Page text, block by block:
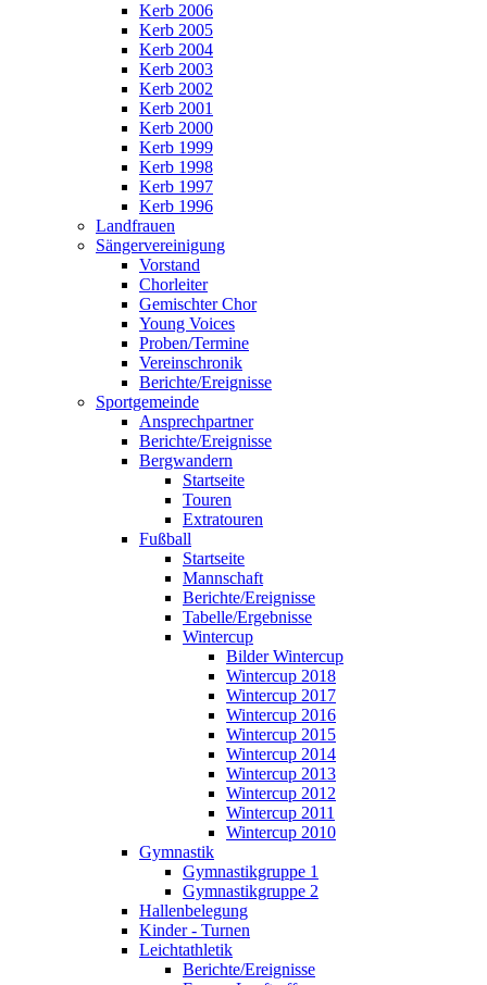
Kerb 2006
Kerb 2005
Kerb 2004
Kerb 2003
Kerb 2002
Kerb 2001
Kerb 2000
Kerb 1999
Kerb 1998
Kerb 1997
Kerb 1996
Landfrauen
Sängervereinigung
Vorstand
Chorleiter
Gemischter Chor
Young Voices
Proben/Termine
Vereinschronik
Berichte/Ereignisse
Sportgemeinde
Ansprechpartner
Berichte/Ereignisse
Bergwandern
Startseite
Touren
Extratouren
Fußball
Startseite
Mannschaft
Berichte/Ereignisse
Tabelle/Ergebnisse
Wintercup
Bilder Wintercup
Wintercup 2018
Wintercup 2017
Wintercup 2016
Wintercup 2015
Wintercup 2014
Wintercup 2013
Wintercup 2012
Wintercup 2011
Wintercup 2010
Gymnastik
Gymnastikgruppe 1
Gymnastikgruppe 2
Hallenbelegung
Kinder - Turnen
Leichtathletik
Berichte/Ereignisse